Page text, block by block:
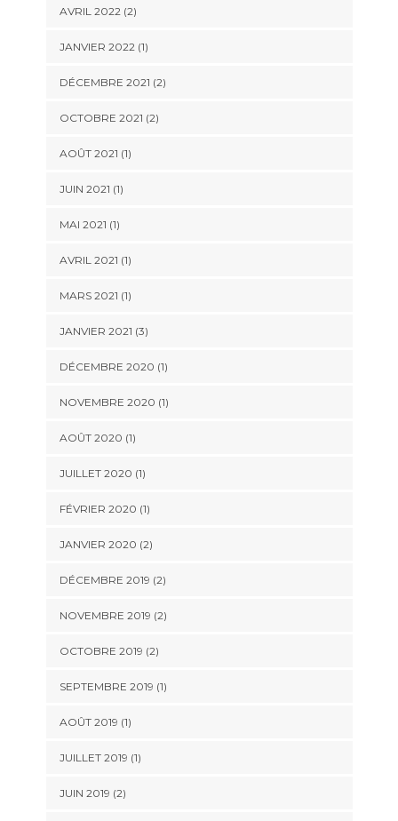
AVRIL 2022(2)
JANVIER 2022(1)
DÉCEMBRE 2021 (2)
OCTOBRE 2021 (2)
AOÛT 2021 (1)
JUIN 2021 (1)
MAI 2021 (1)
AVRIL 2021 (1)
MARS 2021 (1)
JANVIER 2021 (3)
DÉCEMBRE 2020 (1)
NOVEMBRE 2020 (1)
AOÛT 2020 (1)
JUILLET 2020 (1)
FÉVRIER 2020 (1)
JANVIER 2020 (2)
DÉCEMBRE 2019 (2)
NOVEMBRE 2019 (2)
OCTOBRE 2019 (2)
SEPTEMBRE 2019 (1)
AOÛT 2019 (1)
JUILLET 2019 (1)
JUIN 2019 (2)